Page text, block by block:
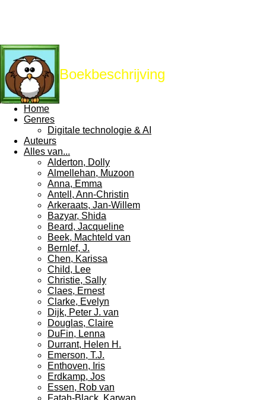
Boekbeschrijving
Home
Genres
Digitale technologie & AI
Auteurs
Alles van...
Alderton, Dolly
Almellehan, Muzoon
Anna, Emma
Antell, Ann-Christin
Arkeraats, Jan-Willem
Bazyar, Shida
Beard, Jacqueline
Beek, Machteld van
Bernlef, J.
Chen, Karissa
Child, Lee
Christie, Sally
Claes, Ernest
Clarke, Evelyn
Dijk, Peter J. van
Douglas, Claire
DuFin, Lenna
Durrant, Helen H.
Emerson, T.J.
Enthoven, Iris
Erdkamp, Jos
Essen, Rob van
Fatah-Black, Karwan